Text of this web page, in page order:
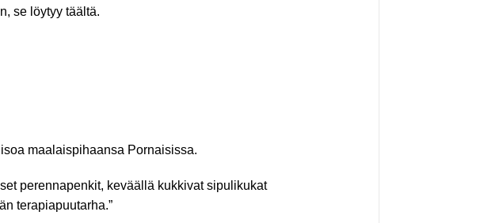
se löytyy täältä.
maalaispihaansa Pornaisissa.
perennapenkit, keväällä kukkivat sipulikukat
terapiapuutarha.”